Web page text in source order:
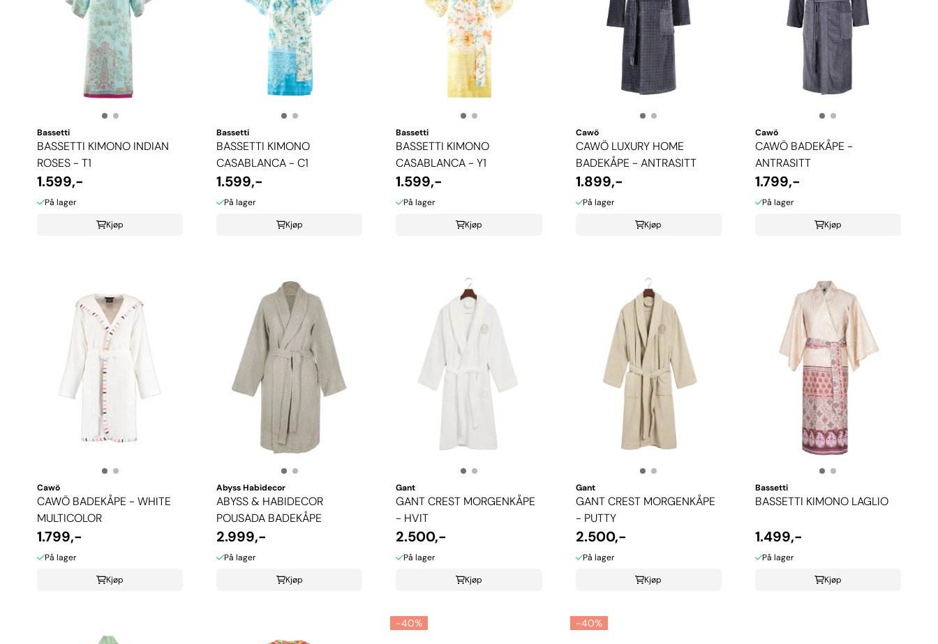
Bassetti
BASSETTI KIMONO INDIAN
ROSES - T1
1.599,-
På lager
Kjøp
Bassetti
BASSETTI KIMONO
CASABLANCA - C1
1.599,-
På lager
Kjøp
Bassetti
BASSETTI KIMONO
CASABLANCA - Y1
1.599,-
På lager
Kjøp
Cawö
CAWÖ LUXURY HOME
BADEKÅPE - ANTRASITT
1.899,-
På lager
Kjøp
Cawö
CAWÖ BADEKÅPE -
ANTRASITT
1.799,-
På lager
Kjøp
Cawö
CAWÖ BADEKÅPE - WHITE
MULTICOLOR
1.799,-
På lager
Kjøp
Abyss Habidecor
ABYSS & HABIDECOR
POUSADA BADEKÅPE
2.999,-
På lager
Kjøp
Gant
GANT CREST MORGENKÅPE
- HVIT
2.500,-
På lager
Kjøp
Gant
GANT CREST MORGENKÅPE
- PUTTY
2.500,-
På lager
Kjøp
Bassetti
BASSETTI KIMONO LAGLIO
1.499,-
På lager
Kjøp
-40% -40%